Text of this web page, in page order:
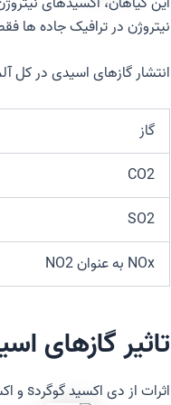
نیتروژن در ترافیک جاده ها
انتشار گازهای اسیدی در کل آلمان از سال 1970
گاز
CO2
SO2
NOx به عنوان NO2
تاثیر گازهای
اثرات از دی اکسید گوگردs و اکسیدهای نیتروژن موجود در جو.